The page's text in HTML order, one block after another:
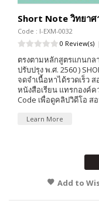
Short Note วิทยาศ
Code : I-EXM-0032
0 Review(s)
ตรงตามหลักสูตรแกนกล
ปรับปรุง พ.ศ. 2560 )
จดจำเนื้อหาได้รวดเร็ว
หนังสือเรียน แทรกองค์
Code เพื่อดูคลิปวิดีโอ ส
Learn More
Add to